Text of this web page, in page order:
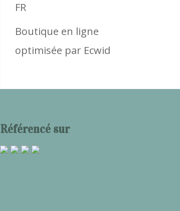
FR
Boutique en ligne
optimisée par Ecwid
Référencé sur